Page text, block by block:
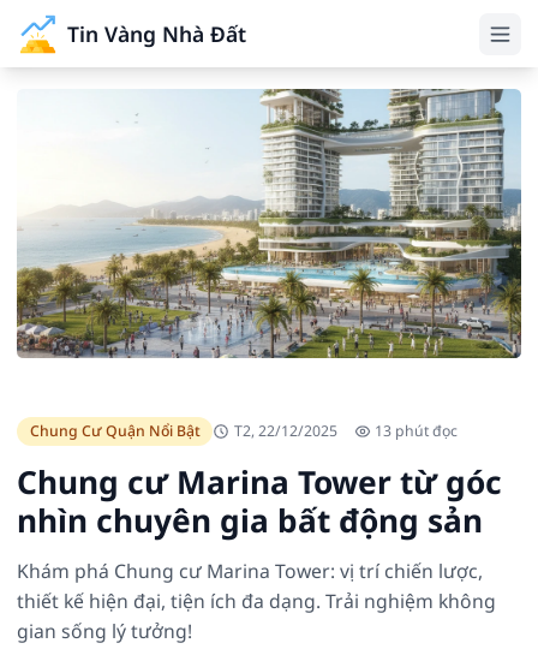
Tin Vàng Nhà Đất
Chung Cư Quận Nổi Bật T2, 22/12/2025 13 phút đọc
Chung cư Marina Tower từ góc
nhìn chuyên gia bất động sản
Khám phá Chung cư Marina Tower: vị trí chiến lược,
thiết kế hiện đại, tiện ích đa dạng. Trải nghiệm không
gian sống lý tưởng!